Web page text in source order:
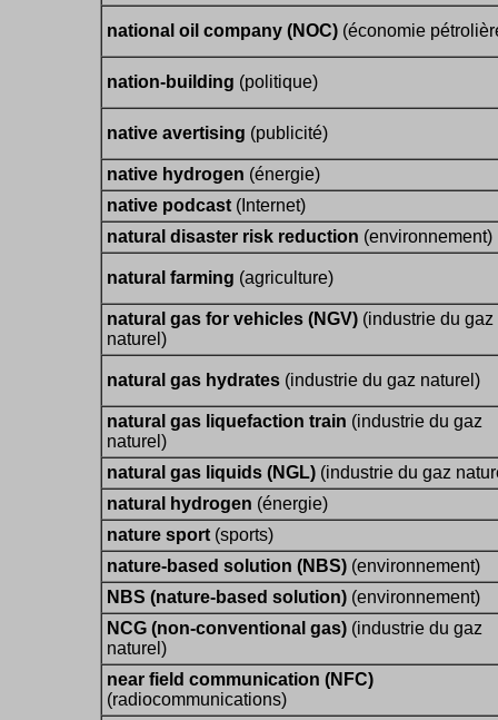
national oil company (NOC) (économie
nation-building (politique)
native avertising (publicité)
native hydrogen (énergie)
native podcast (Internet)
natural disaster risk reduction (environnement)
natural farming (agriculture)
natural gas for vehicles (NGV) (industrie du gaz
naturel)
natural gas hydrates (industrie du gaz naturel)
natural gas liquefaction train (industrie du gaz
naturel)
natural gas liquids (NGL) (industrie du gaz
natural hydrogen (énergie)
nature sport (sports)
nature-based solution (NBS) (environnement)
NBS (nature-based solution) (environnement)
NCG (non-conventional gas) (industrie du gaz
naturel)
near field communication (NFC)
(radiocommunications)